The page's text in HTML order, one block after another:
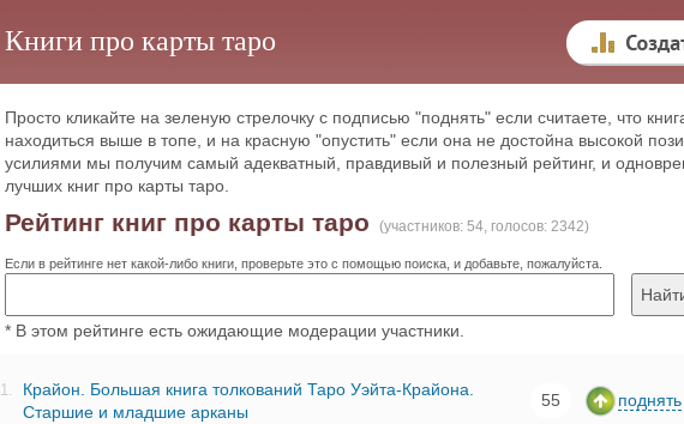
Книги про карты таро
Просто кликайте на зеленую стрелочку с подписью "поднять" если считаете, что
находиться выше в топе, и на красную "опустить" если она не достойна высокой
усилиями мы получим самый адекватный, правдивый и полезный рейтинг, и
лучших книг про карты таро.
Рейтинг книг про карты таро (участников: 54, голосов: 2342)
Если в рейтинге нет какой-либо книги, проверьте это с помощью поиска, и добавьте, пожалуйста.
* В этом рейтинге есть ожидающие модерации участники.
1.
Крайон. Большая книга толкований Таро Уэйта-Крайона.
Старшие и младшие арканы
55 поднять